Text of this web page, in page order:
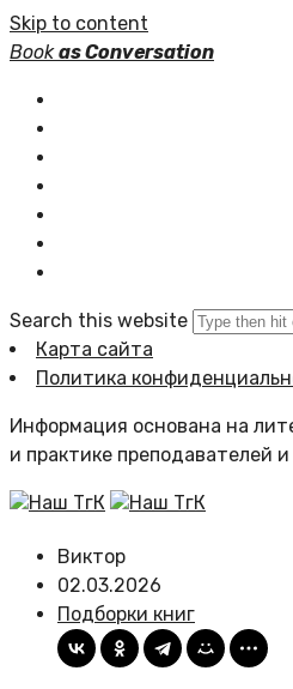
Skip to content
Bookas Conversation
Search this website
Карта сайта
Политика
Информация основана на
и практике преподавателей
Наш ТгК Наш ТгК
Виктор
02.03.2026
Подборки книг